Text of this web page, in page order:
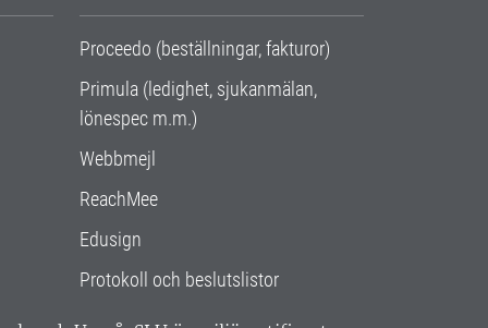
Proceedo (beställningar, fakturor)
Primula (ledighet, sjukanmälan,
lönespec m.m.)
Webbmejl
ReachMee
Edusign
Protokoll och beslutslistor